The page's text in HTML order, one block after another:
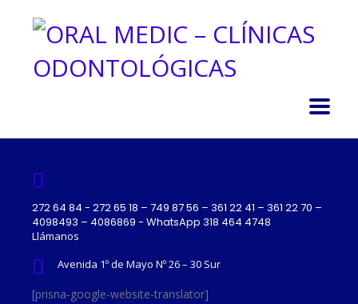
272 64 84 - 272 65 18 – 749 87 56 – 361 22 41 – 361 22 70 –
4098493 – 4086869 - WhatsApp 318 464 4748
Llámanos
Avenida 1º de Mayo Nº 26 – 30 Sur
[prisna-google-website-translator]